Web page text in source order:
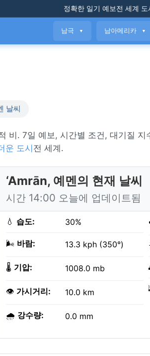
정확한 일기 예보전 세계
남극 ▼ 남아메리카 ▼
날씨
비. 7일 예보, 시간별 조건, 대기질 지
운 도시 전 세계.
‘Amrān, 예멘의 현재 날씨
시간 14:00 오늘에 업데이트됨
💧 습도: 30%
🌬️ 바람: 13.3 kph (350°)
🌡️ 기압: 1008.0 mb
👁️ 가시거리: 10.0 km
🌧️ 강수량: 0.0 mm